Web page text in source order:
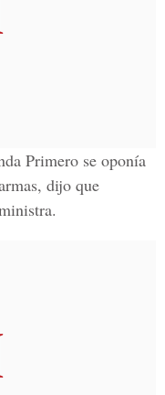
Primero se oponía
dijo que